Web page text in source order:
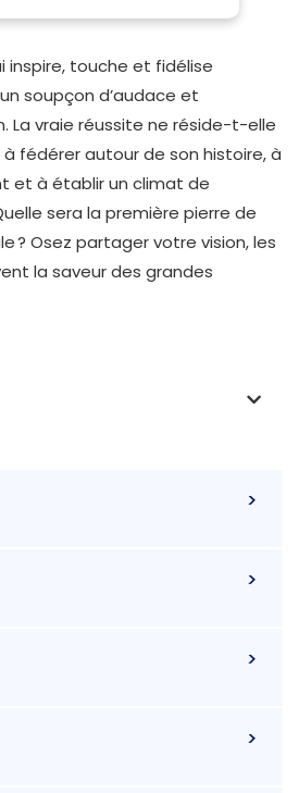
inspire, touche et fidélise
soupçon d’audace et
La vraie réussite ne réside-t-elle
fédérer autour de son histoire, à
et à établir un climat de
sera la première pierre de
? Osez partager votre vision, les
la saveur des grandes